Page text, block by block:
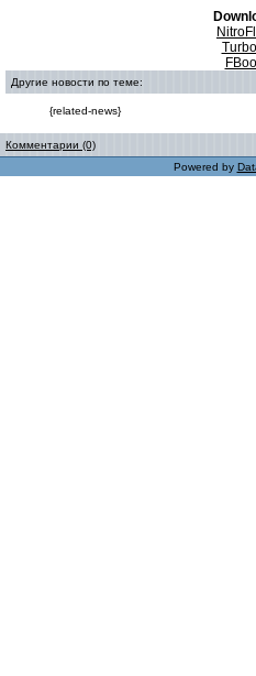
Другие новости по теме:
{related-news}
Комментарии (0)
Powered by